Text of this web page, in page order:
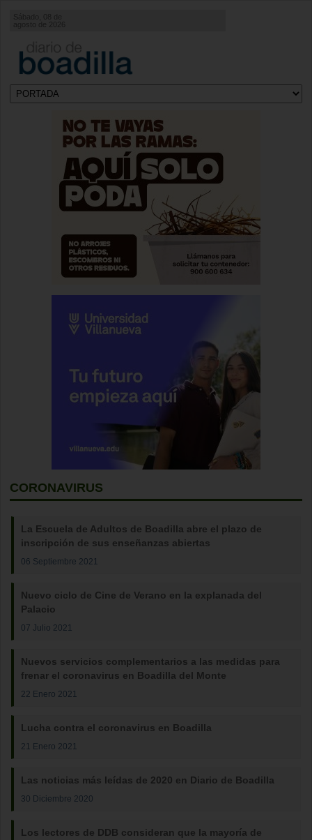
Sábado, 08 de
agosto de 2026
CORONAVIRUS
La Escuela de Adultos de Boadilla abre el plazo de
inscripción de sus enseñanzas abiertas
06 Septiembre 2021
Nuevo ciclo de Cine de Verano en la explanada del
Palacio
07 Julio 2021
Nuevos servicios complementarios a las medidas para
frenar el coronavirus en Boadilla del Monte
22 Enero 2021
Lucha contra el coronavirus en Boadilla
21 Enero 2021
Las noticias más leídas de 2020 en Diario de Boadilla
30 Diciembre 2020
Los lectores de DDB consideran que la mayoría de